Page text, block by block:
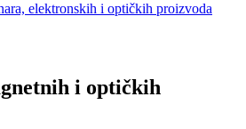
elektronskih i optičkih proizvoda
i optičkih